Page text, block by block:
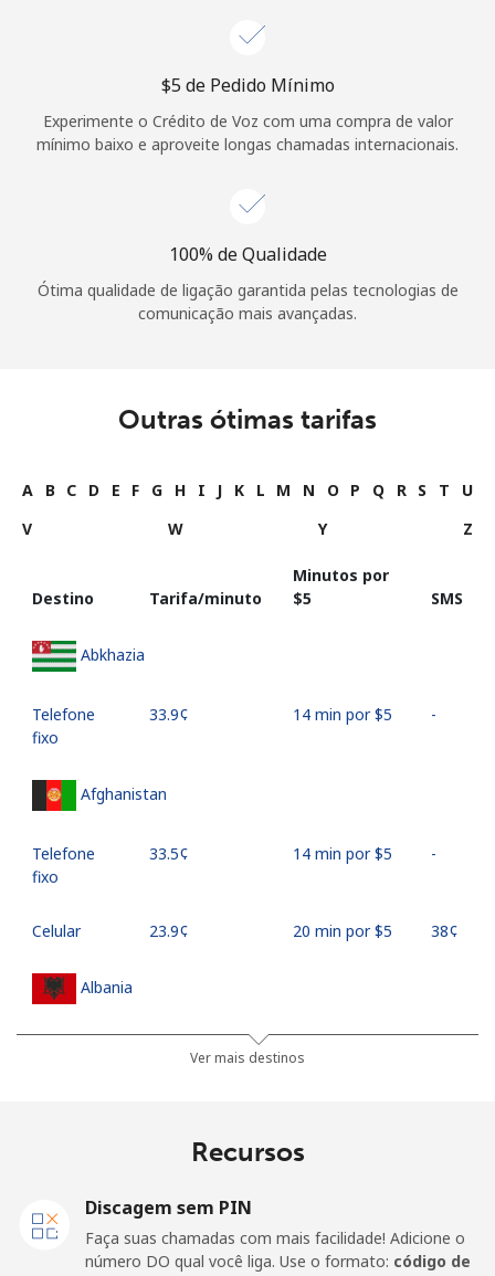
⁦$5⁩ de Pedido Mínimo
Experimente o Crédito de Voz com uma compra de valor
mínimo baixo e aproveite longas chamadas internacionais.
100% de Qualidade
Ótima qualidade de ligação garantida pelas tecnologias de
comunicação mais avançadas.
Outras ótimas tarifas
A B C D E F G H I J K L M N O P Q R S T
U
V
W Y Z
Destino Tarifa/minuto
Minutos por
⁦$5⁩
SMS
Abkhazia
Telefone
fixo
⁦33.9¢⁩ 14 min por ⁦$5⁩ -
Afghanistan
Telefone
fixo
⁦33.5¢⁩ 14 min por ⁦$5⁩ -
Celular ⁦23.9¢⁩ 20 min por ⁦$5⁩ ⁦38¢⁩
Albania
Telefone
⁦10.5¢⁩ 47 min por ⁦$5⁩ -
Ver mais destinos
Recursos
Discagem sem PIN
Faça suas chamadas com mais facilidade! Adicione o
número DO qual você liga. Use o formato: código de